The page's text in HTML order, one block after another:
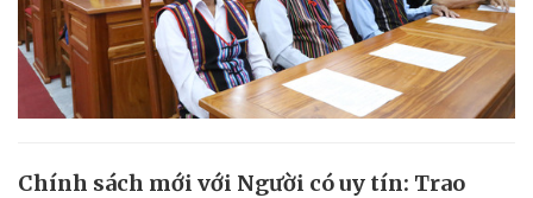
Chính sách mới với Người có uy tín: Trao